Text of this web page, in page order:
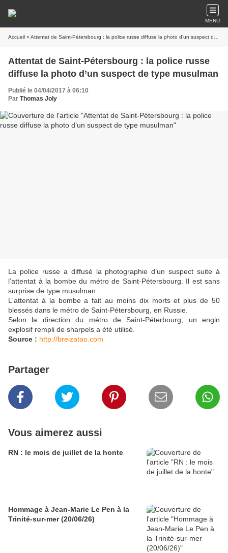
MENU
Accueil » Attentat de Saint-Pétersbourg : la police russe diffuse la photo d’un suspect de type musulman
Attentat de Saint-Pétersbourg : la police russe
diffuse la photo d’un suspect de type musulman
Publié le 04/04/2017 à 06:10
Par Thomas Joly
La police russe a diffusé la photographie d’un suspect suite à
l’attentat à la bombe du métro de Saint-Pétersbourg. Il est sans
surprise de type musulman.
L'attentat à la bombe a fait au moins dix morts et plus de 50
blessés dans le métro de Saint-Pétersbourg, en Russie.
Selon la direction du métro de Saint-Péterbourg, un engin
explosif rempli de sharpels a été utilisé.
Source : http://breizatao.com
Partager
Vous aimerez aussi
RN : le mois de juillet de la honte
Hommage à Jean-Marie Le Pen à la
Trinité-sur-mer (20/06/26)